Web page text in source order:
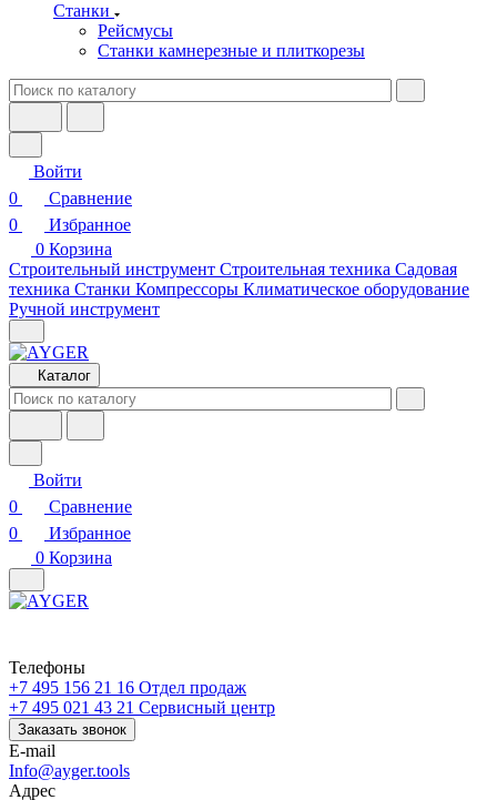
Станки
Рейсмусы
Станки камнерезные и плиткорезы
Войти
0
Сравнение
0
Избранное
0 Корзина
Строительный инструмент Строительная техника Садовая
техника Станки Компрессоры Климатическое оборудование
Ручной инструмент
Каталог
Войти
0
Сравнение
0
Избранное
0 Корзина
Телефоны
+7 495 156 21 16 Отдел продаж
+7 495 021 43 21 Cервисный центр
Заказать звонок
E-mail
Info@ayger.tools
Адрес